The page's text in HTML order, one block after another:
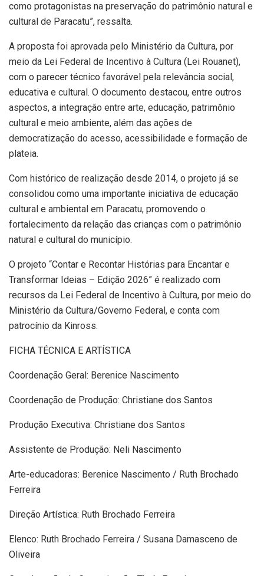
como protagonistas na preservação do patrimônio natural e
cultural de Paracatu”, ressalta.
A proposta foi aprovada pelo Ministério da Cultura, por
meio da Lei Federal de Incentivo à Cultura (Lei Rouanet),
com o parecer técnico favorável pela relevância social,
educativa e cultural. O documento destacou, entre outros
aspectos, a integração entre arte, educação, patrimônio
cultural e meio ambiente, além das ações de
democratização do acesso, acessibilidade e formação de
plateia.
Com histórico de realização desde 2014, o projeto já se
consolidou como uma importante iniciativa de educação
cultural e ambiental em Paracatu, promovendo o
fortalecimento da relação das crianças com o patrimônio
natural e cultural do município.
O projeto “Contar e Recontar Histórias para Encantar e
Transformar Ideias – Edição 2026” é realizado com
recursos da Lei Federal de Incentivo à Cultura, por meio do
Ministério da Cultura/Governo Federal, e conta com
patrocínio da Kinross.
FICHA TÉCNICA E ARTÍSTICA
Coordenação Geral: Berenice Nascimento
Coordenação de Produção: Christiane dos Santos
Produção Executiva: Christiane dos Santos
Assistente de Produção: Neli Nascimento
Arte-educadoras: Berenice Nascimento / Ruth Brochado
Ferreira
Direção Artística: Ruth Brochado Ferreira
Elenco: Ruth Brochado Ferreira / Susana Damasceno de
Oliveira